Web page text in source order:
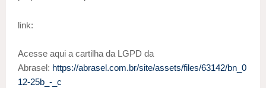
link:
Acesse aqui a cartilha da LGPD da
Abrasel: https://abrasel.com.br/site/assets/files/63142/bn_0
12-25b_-_c